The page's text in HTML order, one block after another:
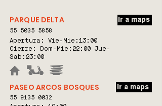
PARQUE DELTA Ir a maps
55 5035 5858
Apertura: Vie-Mie:13:00
Cierre: Dom-Mie:22:00 Jue-
Sab:23:00
PASEO ARCOS BOSQUES Ir a maps
55 9135 0032